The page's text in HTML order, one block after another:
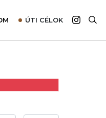
ÚTI CÉLOK
Afrika